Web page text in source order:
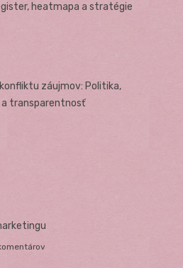
heatmapa a stratégie
záujmov: Politika,
transparentnosť